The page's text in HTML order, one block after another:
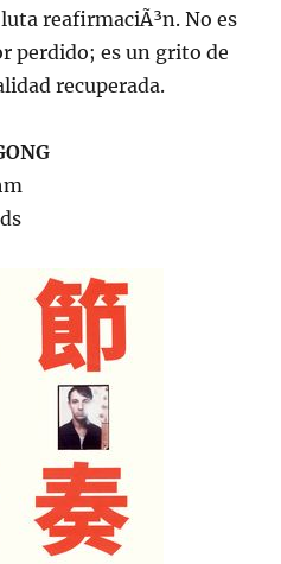
reafirmaciÃ³n. No es
perdido; es un grito de
recuperada.